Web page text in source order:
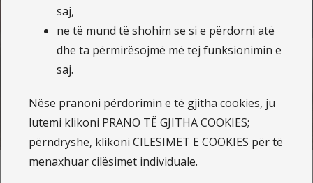
Sigurimi Miks i Jetës
Sigurimi i Bursës Studimore
Sigurimi i Jetës në Grup
Sigurimi i Jetës me Mbulim për Sëmundjet e Rënda
Sigurimi i Jetës së debitorit
saj,
ne të mund të shohim se si e përdorni atë
dhe ta përmirësojmë më tej funksionimin e
saj.
Nëse pranoni përdorimin e të gjitha cookies, ju
lutemi klikoni PRANO TË GJITHA COOKIES;
përndryshe, klikoni CILËSIMET E COOKIES për të
menaxhuar cilësimet individuale.